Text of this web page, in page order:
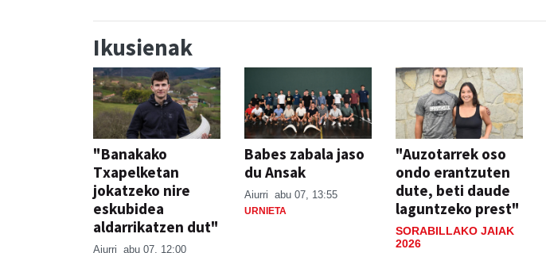
Ikusienak
"Banakako
Txapelketan
jokatzeko nire
eskubidea
aldarrikatzen dut"
Aiurri abu 07, 12:00
Babes zabala jaso
du Ansak
Aiurri abu 07, 13:55
URNIETA
"Auzotarrek oso
ondo erantzuten
dute, beti daude
laguntzeko prest"
SORABILLAKO JAIAK
2026